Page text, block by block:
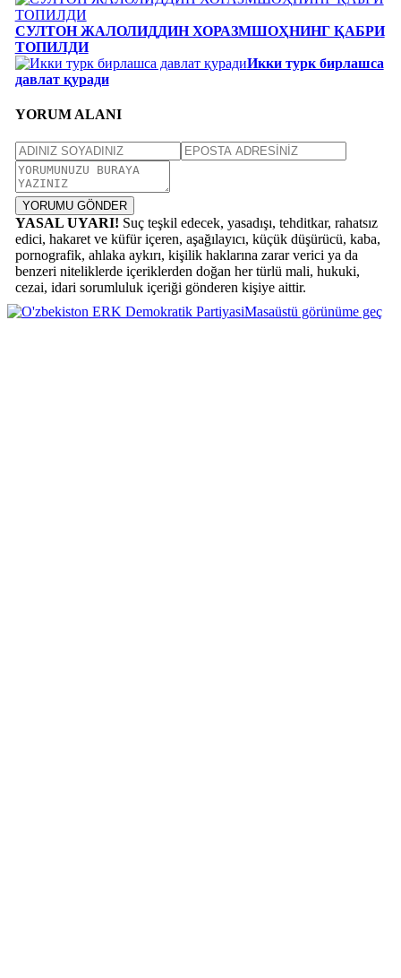
СУЛТОН ЖАЛОЛИДДИН ХОРАЗМШОҲНИНГ ҚАБРИ
ТОПИЛДИ
Икки турк бирлашса
давлат қуради
YORUM ALANI
YORUMU GÖNDER
YASAL UYARI! Suç teşkil edecek, yasadışı, tehditkar, rahatsız
edici, hakaret ve küfür içeren, aşağılayıcı, küçük düşürücü, kaba,
pornografik, ahlaka aykırı, kişilik haklarına zarar verici ya da
benzeri niteliklerde içeriklerden doğan her türlü mali, hukuki,
cezai, idari sorumluluk içeriği gönderen kişiye aittir.
Masaüstü görünüme geç